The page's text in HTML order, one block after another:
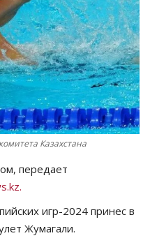
Казахстана
передает
игр-2024 принес в
Жумагали.